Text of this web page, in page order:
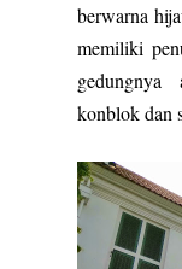
berwarna
memiliki
gedungnya
konblok dan